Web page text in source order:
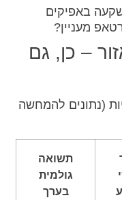
באפיקים
מעניין?
– כן, גם
(נתונים להמחשה
תשואה
גולמית
בערך